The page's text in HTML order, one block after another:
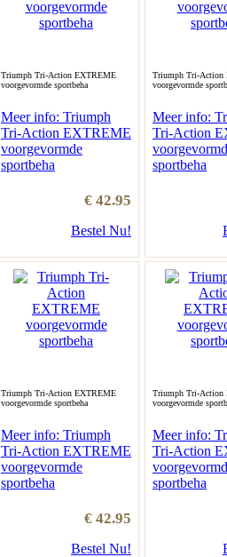
Triumph Tri-Action EXTREME
voorgevormde sportbeha
Meer info: Triumph
Tri-Action EXTREME
voorgevormde
sportbeha
€ 42.95
Bestel Nu!
Triumph Tri-Action
voorgevormde
Meer info:
Tri-Action
sportbeha
Triumph Tri-Action EXTREME
voorgevormde sportbeha
Meer info: Triumph
Tri-Action EXTREME
voorgevormde
sportbeha
€ 42.95
Bestel Nu!
Triumph Tri-Action
voorgevormde
Meer info:
Tri-Action
sportbeha